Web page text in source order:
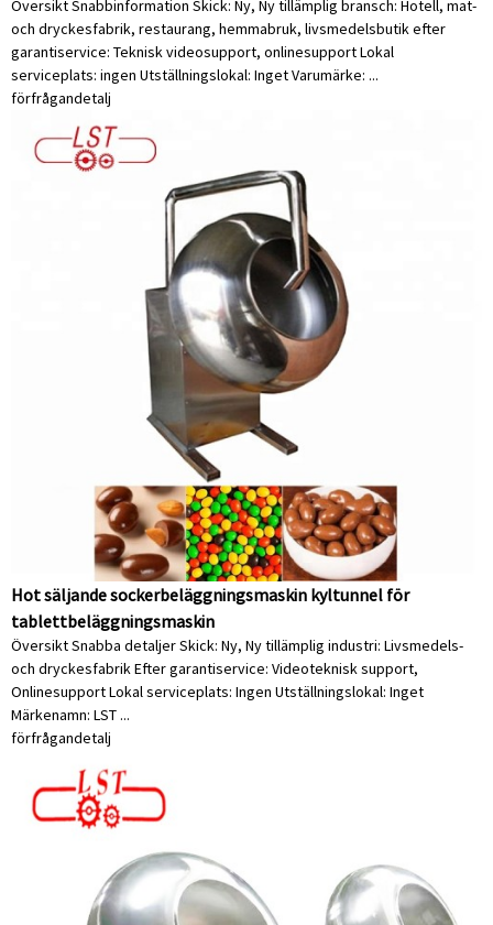
Översikt Snabbinformation Skick: Ny, Ny tillämplig bransch: Hotell, mat-
och dryckesfabrik, restaurang, hemmabruk, livsmedelsbutik efter
garantiservice: Teknisk videosupport, onlinesupport Lokal
serviceplats: ingen Utställningslokal: Inget Varumärke: ...
förfrågandetalj
Hot säljande sockerbeläggningsmaskin kyltunnel för
tablettbeläggningsmaskin
Översikt Snabba detaljer Skick: Ny, Ny tillämplig industri: Livsmedels-
och dryckesfabrik Efter garantiservice: Videoteknisk support,
Onlinesupport Lokal serviceplats: Ingen Utställningslokal: Inget
Märkenamn: LST ...
förfrågandetalj